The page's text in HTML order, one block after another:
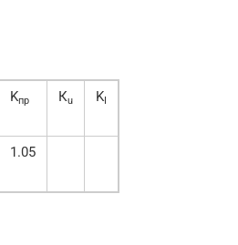
Kпр Кu KI
1.05